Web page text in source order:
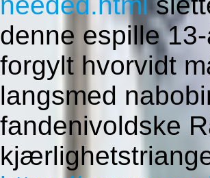
denne espille
forgylt hvorvidt
langsmed
fandenivoldske